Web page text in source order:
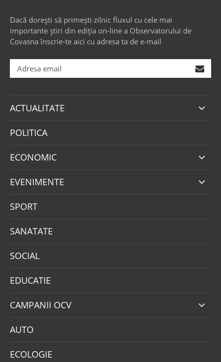
Dacă dorești să primești zilnic fluxul cu cele mai
importante știri din ediția on-line a Observatorului de
Covasna înscrie-te aici cu adresa ta de e-mail
ACTUALITATE
POLITICA
ECONOMIC
EVENIMENTE
SPORT
SANATATE
SOCIAL
EDUCATIE
CAMPANII OCV
AUTO
ECOLOGIE